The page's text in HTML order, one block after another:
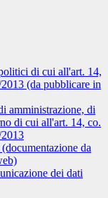
di cui all'art. 14,
(da pubblicare in
amministrazione, di
di cui all'art. 14, co.
da
dei dati